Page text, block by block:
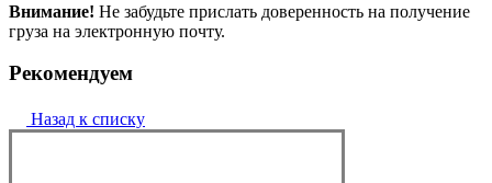
Внимание! Не забудьте прислать доверенность на получение
груза на электронную почту.
Рекомендуем
Назад к списку